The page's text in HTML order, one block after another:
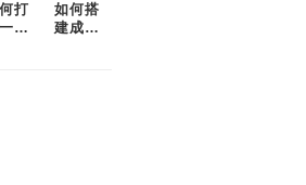
打
款
如何搭
建成功